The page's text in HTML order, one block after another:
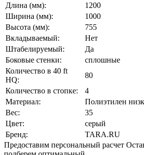
Длина (мм):
1200
Ширина (мм):
1000
Высота (мм):
755
Вкладываемый:
Нет
Штабелируемый:
Да
Боковые стенки:
сплошные
Количество в 40 ft
HQ:
80
Количество в стопке:
4
Материал:
Полиэтилен
Вес:
35
Цвет:
серый
Бренд:
TARA.RU
Предоставим персональный расчет